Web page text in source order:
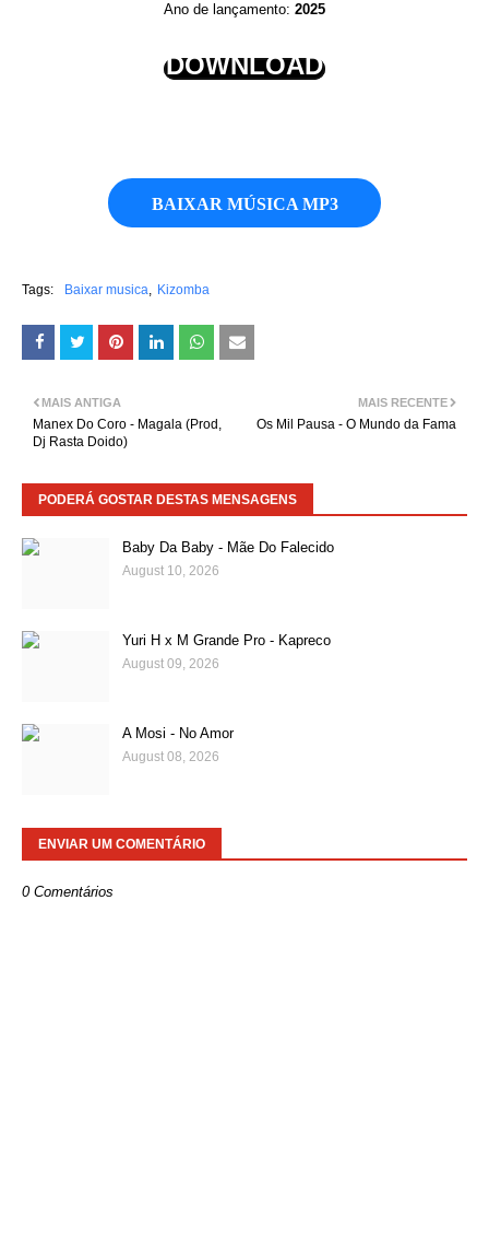
Ano de lançamento: 2025
DOWNLOAD
BAIXAR MÚSICA MP3
Tags: Baixar musica Kizomba
MAIS RECENTE
Os Mil Pausa - O Mundo da Fama
MAIS ANTIGA
Manex Do Coro - Magala (Prod,
Dj Rasta Doido)
PODERÁ GOSTAR DESTAS MENSAGENS
Baby Da Baby - Mãe Do Falecido
August 10, 2026
Yuri H x M Grande Pro - Kapreco
August 09, 2026
A Mosi - No Amor
August 08, 2026
ENVIAR UM COMENTÁRIO
0 Comentários